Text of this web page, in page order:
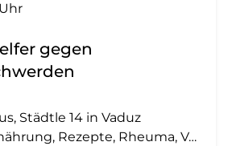
gegen
Städtle 14 in Vaduz
Rheuma, Vortrag, Zemma tua - Senioren gemeinsam aktiv